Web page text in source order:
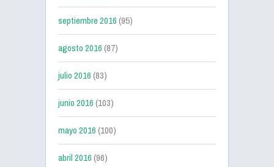
septiembre 2016(95)
agosto 2016(87)
julio 2016(83)
junio 2016(103)
mayo 2016(100)
abril 2016(96)